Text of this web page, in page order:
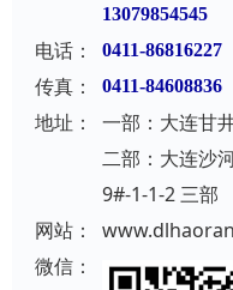
13079854545
电话： 0411-86816227
传真： 0411-84608836
地址：
一部：大连甘
二部：大连沙
9#-1-1-2 三部
网站：
微信：